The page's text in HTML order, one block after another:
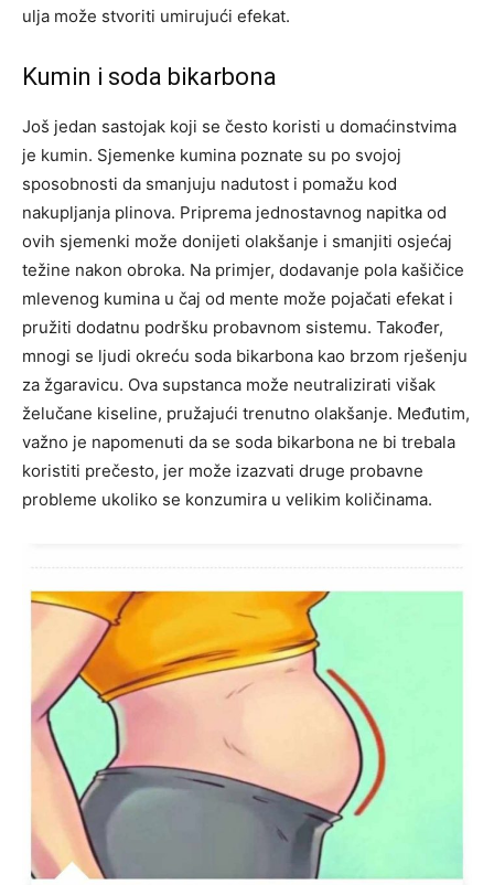
ulja može stvoriti umirujući efekat.
Kumin i soda bikarbona
Još jedan sastojak koji se često koristi u domaćinstvima
je kumin. Sjemenke kumina poznate su po svojoj
sposobnosti da smanjuju nadutost i pomažu kod
nakupljanja plinova. Priprema jednostavnog napitka od
ovih sjemenki može donijeti olakšanje i smanjiti osjećaj
težine nakon obroka. Na primjer, dodavanje pola kašičice
mlevenog kumina u čaj od mente može pojačati efekat i
pružiti dodatnu podršku probavnom sistemu. Također,
mnogi se ljudi okreću soda bikarbona kao brzom rješenju
za žgaravicu. Ova supstanca može neutralizirati višak
želučane kiseline, pružajući trenutno olakšanje. Međutim,
važno je napomenuti da se soda bikarbona ne bi trebala
koristiti prečesto, jer može izazvati druge probavne
probleme ukoliko se konzumira u velikim količinama.